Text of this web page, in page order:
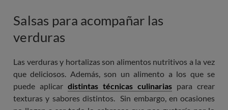
Salsas para acompañar las
verduras
Las verduras y hortalizas son alimentos nutritivos a la vez
que deliciosos. Además, son un alimento a los que se
puede aplicar distintas técnicas culinarias para crear
texturas y sabores distintos. Sin embargo, en ocasiones